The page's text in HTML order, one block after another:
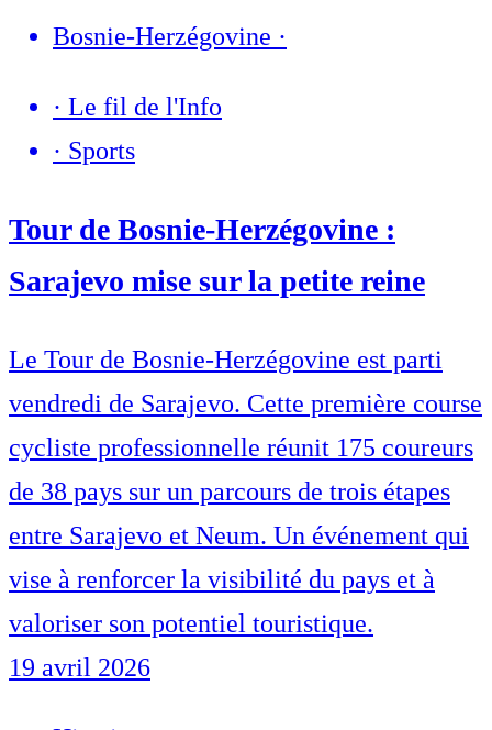
Bosnie-Herzégovine ·
· Le fil de l'Info
· Sports
Tour de Bosnie-Herzégovine :
Sarajevo mise sur la petite reine
Le Tour de Bosnie-Herzégovine est parti
vendredi de Sarajevo. Cette première course
cycliste professionnelle réunit 175 coureurs
de 38 pays sur un parcours de trois étapes
entre Sarajevo et Neum. Un événement qui
vise à renforcer la visibilité du pays et à
valoriser son potentiel touristique.
19 avril 2026